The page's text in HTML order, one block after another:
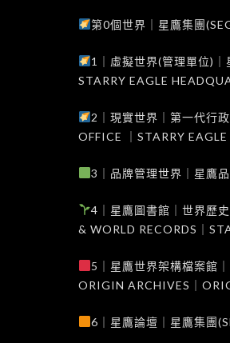
第0個世界｜星鷹集團
1｜虛擬世界(管理單位)
STARRY EAGLE
2｜現實世界｜第一代行
OFFICE ｜STARRY
3｜品牌管理世界｜星鷹
4｜星鷹圖書館｜世界歷
& WORLD RECORDS｜
5｜星鷹世界架構檔案館
ORIGIN ARCHIVES｜
6｜星鷹論壇｜星鷹集團